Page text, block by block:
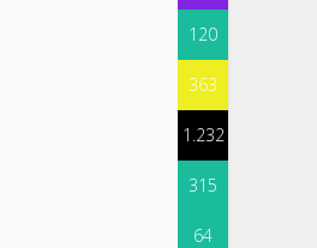
120
363
1.232
315
64